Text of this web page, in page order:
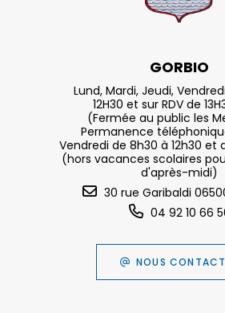
GORBIO
Lund, Mardi, Jeudi,
12H30 et sur RDV de
(Fermée au public les
Permanence
Vendredi de 8h30 à 12h30 et
(hors vacances scolaires
d'après-midi)
30 rue Garibaldi
04 92 10 66
NOUS